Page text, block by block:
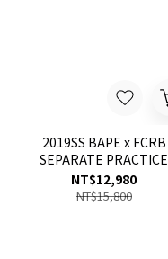
2019SS BAPE x FCRB
SEPARATE PRACTICE
JACKET 外套 現貨 拆一半
NT$12,980
NT$15,800